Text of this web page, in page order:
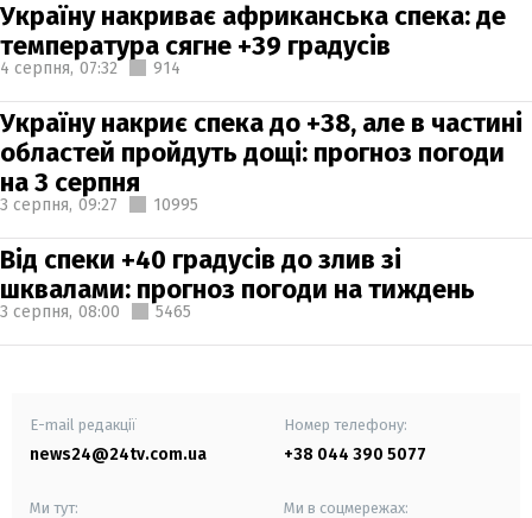
Україну накриває африканська спека: де
температура сягне +39 градусів
4 серпня, 07:32 914
Україну накриє спека до +38, але в частині
областей пройдуть дощі: прогноз погоди
на 3 серпня
3 серпня, 09:27 10995
Від спеки +40 градусів до злив зі
шквалами: прогноз погоди на тиждень
3 серпня, 08:00 5465
E-mail редакції
news24@24tv.com.ua
Номер телефону:
+38 044 390 5077
Ми тут: Ми в соцмережах: